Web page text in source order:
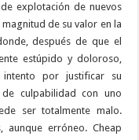
explotación de nuevos
de su valor en la
después de que el
estúpido y doloroso,
por justificar su
culpabilidad con uno
ser totalmente malo.
aunque erróneo. Cheap